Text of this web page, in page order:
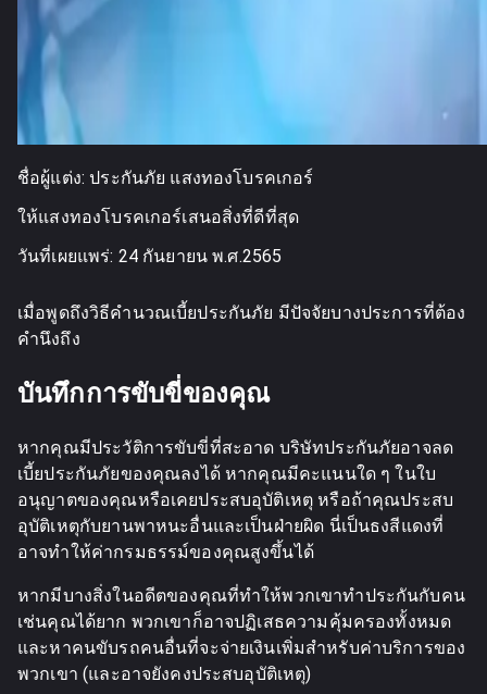
ชื่อผู้แต่ง:ประกันภัย แสงทองโบรคเกอร์
ให้แสงทองโบรคเกอร์เสนอสิ่งที่ดีที่สุด
วันที่เผยแพร่: 24 กันยายน พ.ศ.2565
เมื่อพูดถึงวิธีคำนวณเบี้ยประกันภัย มีปัจจัยบางประการที่ต้อง
คำนึงถึง
บันทึกการขับขี่ของคุณ
หากคุณมีประวัติการขับขี่ที่สะอาด บริษัทประกันภัยอาจลด
เบี้ยประกันภัยของคุณลงได้ หากคุณมีคะแนนใด ๆ ในใบ
อนุญาตของคุณหรือเคยประสบอุบัติเหตุ หรือถ้าคุณประสบ
อุบัติเหตุกับยานพาหนะอื่นและเป็นฝ่ายผิด นี่เป็นธงสีแดงที่
อาจทำให้ค่ากรมธรรม์ของคุณสูงขึ้นได้
หากมีบางสิ่งในอดีตของคุณที่ทำให้พวกเขาทำประกันกับคน
เช่นคุณได้ยาก พวกเขาก็อาจปฏิเสธความคุ้มครองทั้งหมด
และหาคนขับรถคนอื่นที่จะจ่ายเงินเพิ่มสำหรับค่าบริการของ
พวกเขา (และอาจยังคงประสบอุบัติเหตุ)